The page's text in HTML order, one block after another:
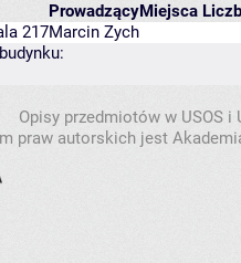
ProwadzącyMiejsca
217Marcin Zych
Opisy przedmiotów w USOS
praw autorskich jest